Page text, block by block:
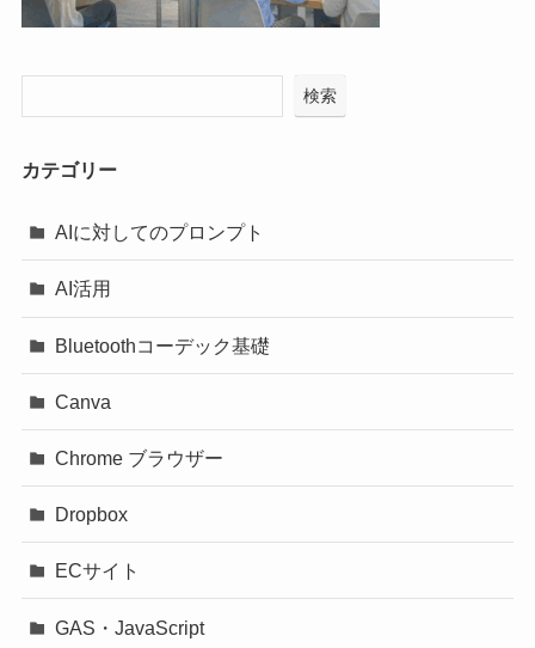
検索
カテゴリー
AIに対してのプロンプト
AI活用
Bluetoothコーデック基礎
Canva
Chrome ブラウザー
Dropbox
ECサイト
GAS・JavaScript